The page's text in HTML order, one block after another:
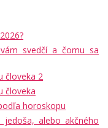
svedčí a čomu sa
človeka 2
človeka
horoskopu
alebo akčného